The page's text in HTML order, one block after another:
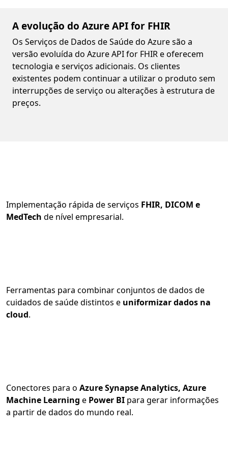
A evolução do Azure API for FHIR
Os Serviços de Dados de Saúde do Azure são a
versão evoluída do Azure API for FHIR e oferecem
tecnologia e serviços adicionais. Os clientes
existentes podem continuar a utilizar o produto sem
interrupções de serviço ou alterações à estrutura de
preços.
Implementação rápida de serviços FHIR, DICOM e
MedTech de nível empresarial.
Ferramentas para combinar conjuntos de dados de
cuidados de saúde distintos e uniformizar dados na
cloud.
Conectores para o Azure Synapse Analytics, Azure
Machine Learning e Power BI para gerar informações
a partir de dados do mundo real.